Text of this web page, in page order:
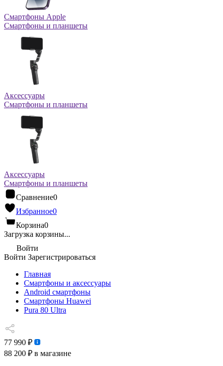
Смартфоны Apple
Смартфоны и планшеты
Аксессуары
Смартфоны и планшеты
Аксессуары
Смартфоны и планшеты
Сравнение0
Избранное0
Корзина0
Загрузка корзины...
Войти
Войти Зарегистрироваться
Главная
Смартфоны и аксессуары
Android cмартфоны
Смартфоны Huawei
Pura 80 Ultra
77 990 ₽
88 200 ₽ в магазине